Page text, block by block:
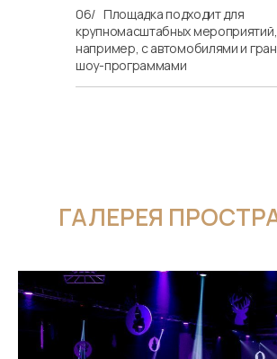
06/ Площадка подходит для
крупномасштабных мероприятий,
например, с автомобилями и
шоу-программами
ГАЛЕРЕЯ